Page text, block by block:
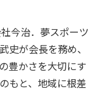
今治．夢スポーツ
史が会長を務め、
豊かさを大切にす
もと、地域に根差